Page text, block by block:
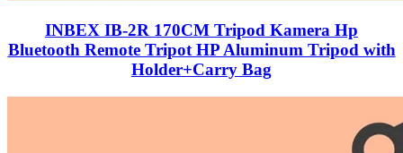
INBEX IB-2R 170CM Tripod Kamera Hp
Bluetooth Remote Tripot HP Aluminum Tripod with
Holder+Carry Bag